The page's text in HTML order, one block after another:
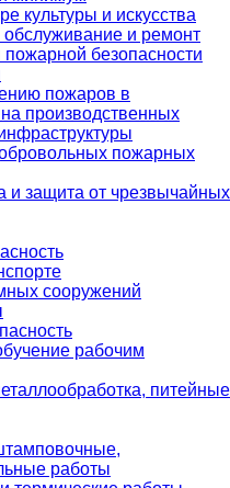
культуры и искусства
обслуживание и ремонт
безопасности
пожаров в
производственных
пожарных
и защита от чрезвычайных
сооружений
рабочим
питейные
работы